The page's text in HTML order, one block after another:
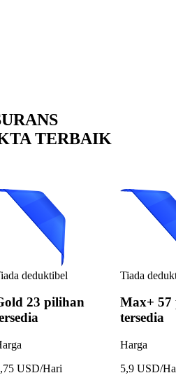
TERBAIK
deduktibel
23 pilihan
USD/Hari
Tiada
Max+ 57
tersedia
Harga
5,9 USD/